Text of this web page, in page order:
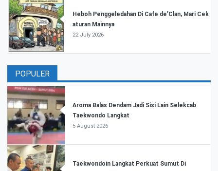
Heboh Penggeledahan Di Cafe de’Clan, Mari Cek
aturan Mainnya
22 July 2026
POPULER
Aroma Balas Dendam Jadi Sisi Lain Selekcab
Taekwondo Langkat
5 August 2026
Taekwondoin Langkat Perkuat Sumut Di